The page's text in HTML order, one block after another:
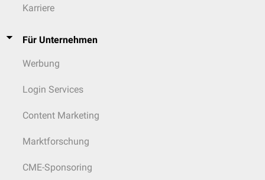
Karriere
Für Unternehmen
Werbung
Login Services
Content Marketing
Marktforschung
CME-Sponsoring